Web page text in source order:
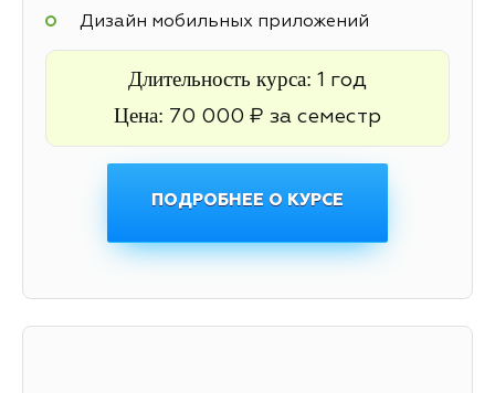
Дизайн мобильных приложений
Длительность курса: 1 год
Цена: 70 000 ₽ за семестр
ПОДРОБНЕЕ О КУРСЕ